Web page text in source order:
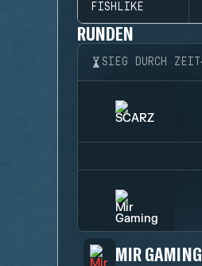
FISHLIKE
RUNDEN
SIEG DURCH ZEIT
MIR GAMING